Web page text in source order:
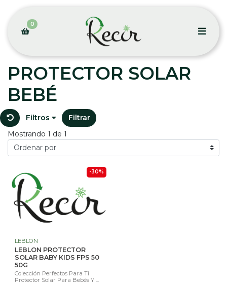
0
PROTECTOR SOLAR
BEBÉ
Filtros
Filtrar
Mostrando 1 de 1
-30%
LEBLON
LEBLON PROTECTOR
SOLAR BABY KIDS FPS 50
50G
Colección Perfectos Para Ti
Protector Solar Para Bebés Y ...